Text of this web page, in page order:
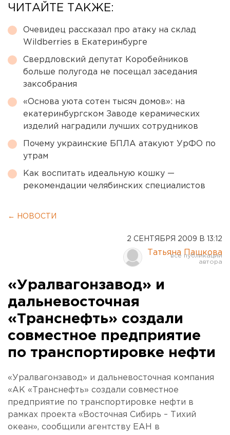
ЧИТАЙТЕ ТАКЖЕ:
Очевидец рассказал про атаку на склад
Wildberries в Екатеринбурге
Свердловский депутат Коробейников
больше полугода не посещал заседания
заксобрания
«Основа уюта сотен тысяч домов»: на
екатеринбургском Заводе керамических
изделий наградили лучших сотрудников
Почему украинские БПЛА атакуют УрФО по
утрам
Как воспитать идеальную кошку —
рекомендации челябинских специалистов
← НОВОСТИ
2 СЕНТЯБРЯ 2009 В 13:12
Татьяна Пашкова
«Уралвагонзавод» и
дальневосточная
«Транснефть» создали
совместное предприятие
по транспортировке нефти
«Уралвагонзавод» и дальневосточная компания
«АК «Транснефть» создали совместное
предприятие по транспортировке нефти в
рамках проекта «Восточная Сибирь – Тихий
океан», сообщили агентству ЕАН в